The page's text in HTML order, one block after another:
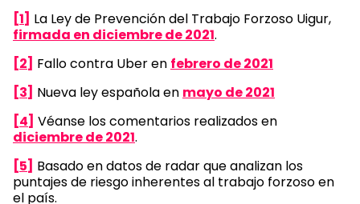
[1] La Ley de Prevención del Trabajo Forzoso Uigur,
firmada en diciembre de 2021.
[2] Fallo contra Uber en febrero de 2021
[3] Nueva ley española en mayo de 2021
[4] Véanse los comentarios realizados en
diciembre de 2021.
[5] Basado en datos de radar que analizan los
puntajes de riesgo inherentes al trabajo forzoso en
el país.